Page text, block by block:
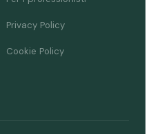
Privacy Policy
Cookie Policy